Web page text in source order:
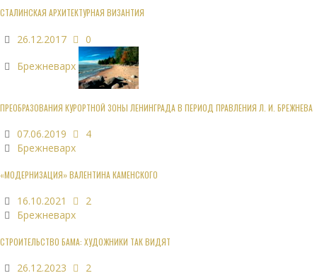
СТАЛИНСКАЯ АРХИТЕКТУРНАЯ ВИЗАНТИЯ
26.12.2017 0
Брежневарх
ПРЕОБРАЗОВАНИЯ КУРОРТНОЙ ЗОНЫ ЛЕНИНГРАДА В ПЕРИОД ПРАВЛЕНИЯ Л. И. БРЕЖНЕВА
07.06.2019
4
Брежневарх
«МОДЕРНИЗАЦИЯ» ВАЛЕНТИНА КАМЕНСКОГО
16.10.2021
2
Брежневарх
СТРОИТЕЛЬСТВО БАМА: ХУДОЖНИКИ ТАК ВИДЯТ
26.12.2023 2